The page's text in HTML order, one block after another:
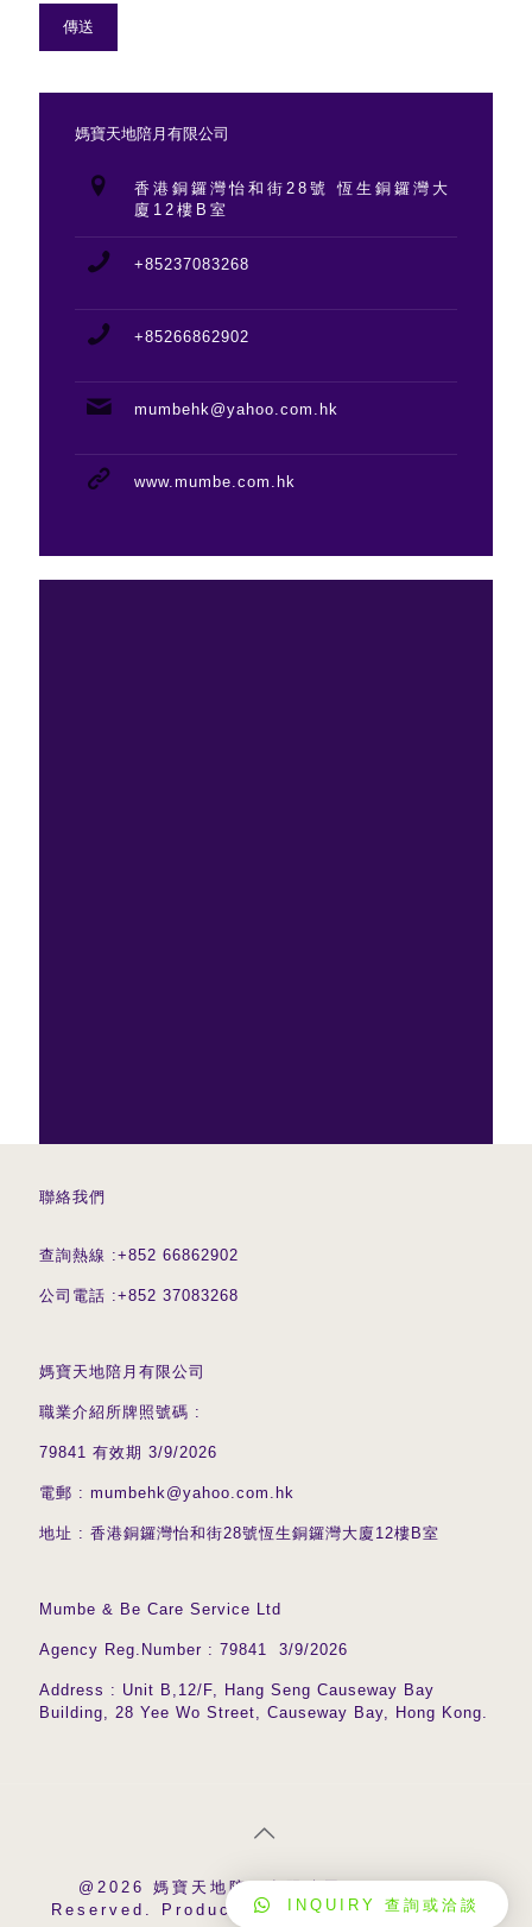
媽寶天地陪月有限公司
香港銅鑼灣怡和街28號 恆生銅鑼灣大
廈12樓B室
+85237083268
+85266862902
mumbehk@yahoo.com.hk
www.mumbe.com.hk
聯絡我們
查詢熱線 :+852 66862902
公司電話 :+852 37083268
媽寶天地陪月有限公司
職業介紹所牌照號碼 :
79841 有效期 3/9/2026
電郵 : mumbehk@yahoo.com.hk
地址 : 香港銅鑼灣怡和街28號恆生銅鑼灣大廈12樓B室
Mumbe & Be Care Service Ltd
Agency Reg.Number : 79841 3/9/2026
Address : Unit B,12/F, Hang Seng Causeway Bay
Building, 28 Yee Wo Street, Causeway Bay, Hong Kong.
@2026 媽寶天地陪月有限公司 All Rights
Reserved. Production byWORDPRESS HK
INQUIRY 查詢或洽談